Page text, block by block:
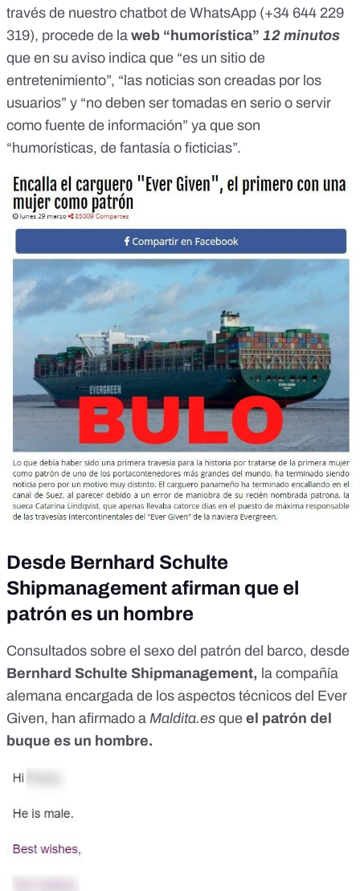
través de nuestro chatbot de WhatsApp (+34 644 229
319), procede de la web “humorística” 12 minutos
que en su aviso indica que “es un sitio de
entretenimiento”, “las noticias son creadas por los
usuarios” y “no deben ser tomadas en serio o servir
como fuente de información” ya que son
“humorísticas, de fantasía o ficticias”.
Desde Bernhard Schulte
Shipmanagement afirman que el
patrón es un hombre
Consultados sobre el sexo del patrón del barco, desde
Bernhard Schulte Shipmanagement, la compañía
alemana encargada de los aspectos técnicos del Ever
Given, han afirmado a Maldita.es que el patrón del
buque es un hombre.